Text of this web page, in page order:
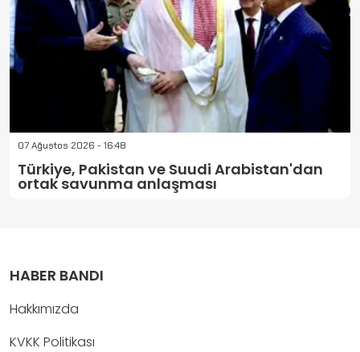
07 Ağustos 2026 - 16:48
Türkiye, Pakistan ve Suudi Arabistan'dan
ortak savunma anlaşması
HABER BANDI
Hakkımızda
KVKK Politikası